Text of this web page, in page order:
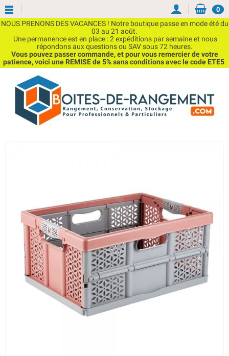
NOUS PRENONS DES VACANCES ! Notre boutique passe en mode été du
03 au 21 août.
Une permanence est en place : 2 expéditions par semaine et nous
répondons aux questions ou SAV sous 72 heures.
Vous pouvez passer commande, et pour vous remercier de votre
patience, voici une REMISE de 5% sans conditions avec le code ETE5
0